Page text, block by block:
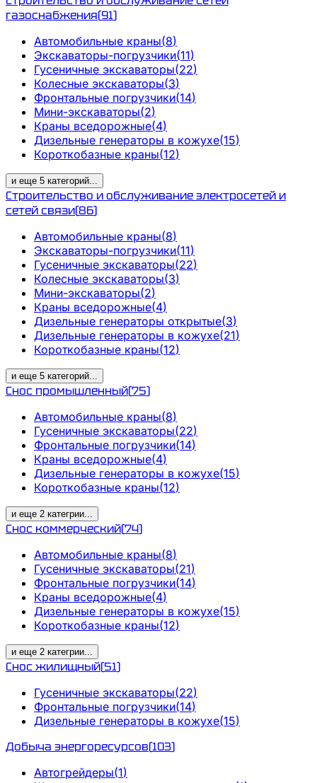
газоснабжения(91)
Автомобильные краны(8)
Экскаваторы-погрузчики(11)
Гусеничные экскаваторы(22)
Колесные экскаваторы(3)
Фронтальные погрузчики(14)
Мини-экскаваторы(2)
Краны вседорожные(4)
Дизельные генераторы в кожухе(15)
Короткобазные краны(12)
и еще 5 категорий...
Строительство и обслуживание электросетей и
сетей связи(86)
Автомобильные краны(8)
Экскаваторы-погрузчики(11)
Гусеничные экскаваторы(22)
Колесные экскаваторы(3)
Мини-экскаваторы(2)
Краны вседорожные(4)
Дизельные генераторы открытые(3)
Дизельные генераторы в кожухе(21)
Короткобазные краны(12)
и еще 5 категорий...
Снос промышленный(75)
Автомобильные краны(8)
Гусеничные экскаваторы(22)
Фронтальные погрузчики(14)
Краны вседорожные(4)
Дизельные генераторы в кожухе(15)
Короткобазные краны(12)
и еще 2 категрии...
Снос коммерческий(74)
Автомобильные краны(8)
Гусеничные экскаваторы(21)
Фронтальные погрузчики(14)
Краны вседорожные(4)
Дизельные генераторы в кожухе(15)
Короткобазные краны(12)
и еще 2 категрии...
Снос жилищный(51)
Гусеничные экскаваторы(22)
Фронтальные погрузчики(14)
Дизельные генераторы в кожухе(15)
Добыча энергоресурсов(103)
Автогрейдеры(1)